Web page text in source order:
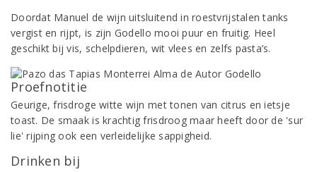
Doordat Manuel de wijn uitsluitend in roestvrijstalen tanks
vergist en rijpt, is zijn Godello mooi puur en fruitig. Heel
geschikt bij vis, schelpdieren, wit vlees en zelfs pasta’s.
Proefnotitie
Geurige, frisdroge witte wijn met tonen van citrus en ietsje
toast. De smaak is krachtig frisdroog maar heeft door de 'sur
lie' rijping ook een verleidelijke sappigheid.
Drinken bij